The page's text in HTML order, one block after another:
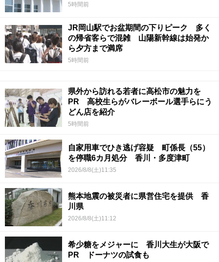
5時間前
JR岡山駅でお盆期間の下りピーク 多く
の帰省客らで混雑 山陽新幹線は始発か
ら夕方まで満席
5時間前
県外から訪れる若者に高松市の魅力を
PR 高校生らがバレーボール選手らにう
どん店を紹介
5時間前
自家用車でひき逃げ容疑 町係長（55）
を停職6カ月処分 香川・多度津町
2026/8/8(土)11:35
熊本地震の被災者に県営住宅を提供 香
川県
2026/8/8(土)11:12
希少糖をメジャーに 香川大生が大阪で
PR ドーナツの試食も